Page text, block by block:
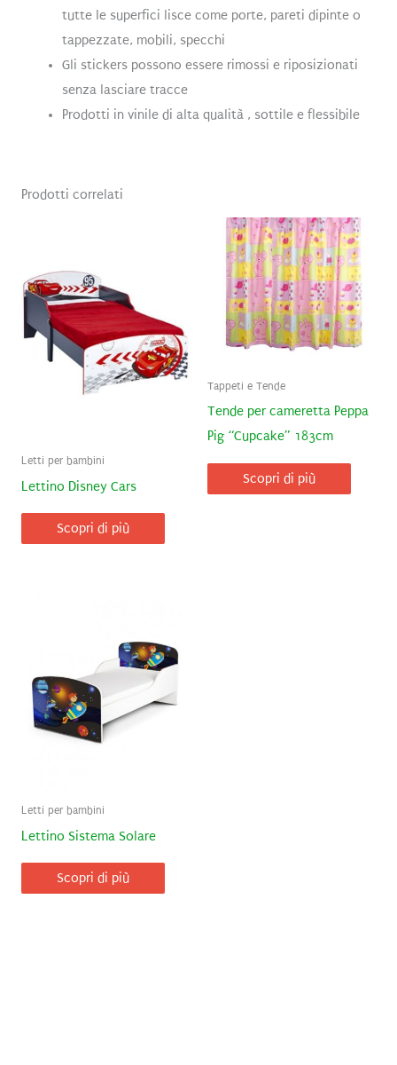
tutte le superfici lisce come porte, pareti dipinte o
tappezzate, mobili, specchi
Gli stickers possono essere rimossi e riposizionati
senza lasciare tracce
Prodotti in vinile di alta qualità , sottile e flessibile
Prodotti correlati
Letti per bambini
Lettino Disney Cars
Scopri di più
Tappeti e Tende
Tende per cameretta Peppa
Pig “Cupcake” 183cm
Scopri di più
Letti per bambini
Lettino Sistema Solare
Scopri di più